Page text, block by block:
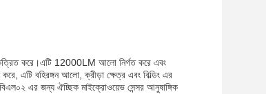
করে।এটি 12000LM আলো নির্গত করে এবং
এটি বহিরঙ্গন আলো, ক্রীড়া ক্ষেত্র এবং বিল্ডিং এর
এর জন্য ঐচ্ছিক মাইক্রোওয়েভ সেন্সর আনুষাঙ্গিক